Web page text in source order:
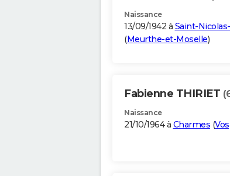
Naissance
13/09/1942 à Saint-
(Meurthe-et-Moselle)
Fabienne THIRIET
Naissance
21/10/1964 à Charmes (